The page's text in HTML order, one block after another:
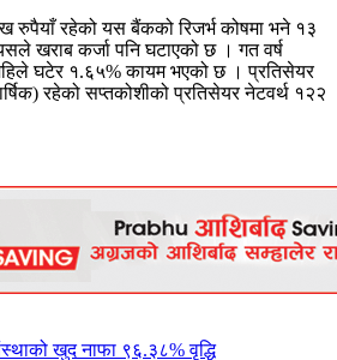
रुपैयाँ रहेको यस बैंकको रिजर्भ कोषमा भने १३
खराब कर्जा पनि घटाएको छ । गत वर्ष
घटेर १.६५% कायम भएको छ । प्रतिसेयर
रहेको सप्तकोशीको प्रतिसेयर नेटवर्थ १२२
खुद नाफा ९६.३८% वृद्धि